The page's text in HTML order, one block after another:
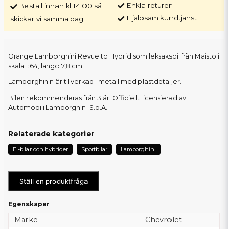
Beställ innan kl 14.00 så
skickar vi samma dag
Enkla returer
Hjälpsam kundtjänst
Orange Lamborghini Revuelto Hybrid som leksaksbil från Maisto i
skala 1:64, längd 7,8 cm.
Lamborghinin är tillverkad i metall med plastdetaljer.
Bilen rekommenderas från 3 år. Officiellt licensierad av
Automobili Lamborghini S.p.A.
Relaterade kategorier
El-bilar och hybrider Sportbilar Lamborghini
Ställ en produktfråga
Egenskaper
Märke
Chevrolet